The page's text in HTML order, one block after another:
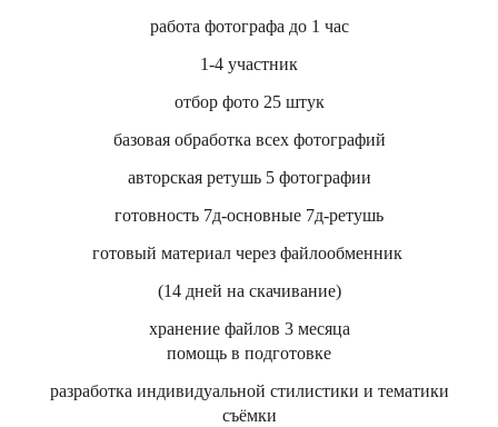
работа фотографа до 1 час
1-4 участник
отбор фото 25 штук
базовая обработка всех фотографий
авторская ретушь 5 фотографии
готовность 7д-основные 7д-ретушь
готовый материал через файлообменник
(14 дней на скачивание)
хранение файлов 3 месяца
помощь в подготовке
разработка индивидуальной стилистики и тематики
съёмки